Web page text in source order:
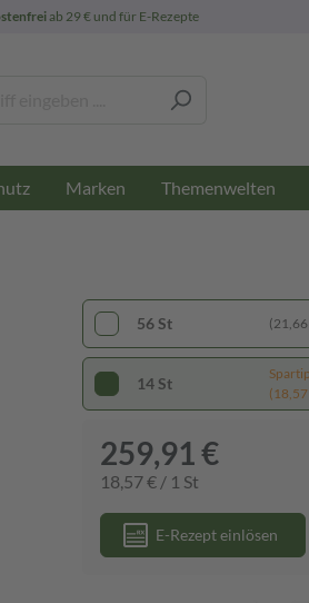
ab 29 € und für E-Rezepte
Marken Themenwelten
56 St (21,66
14 St
(18,57
259,91 €
18,57 € / 1 St
E-Rezept einlösen